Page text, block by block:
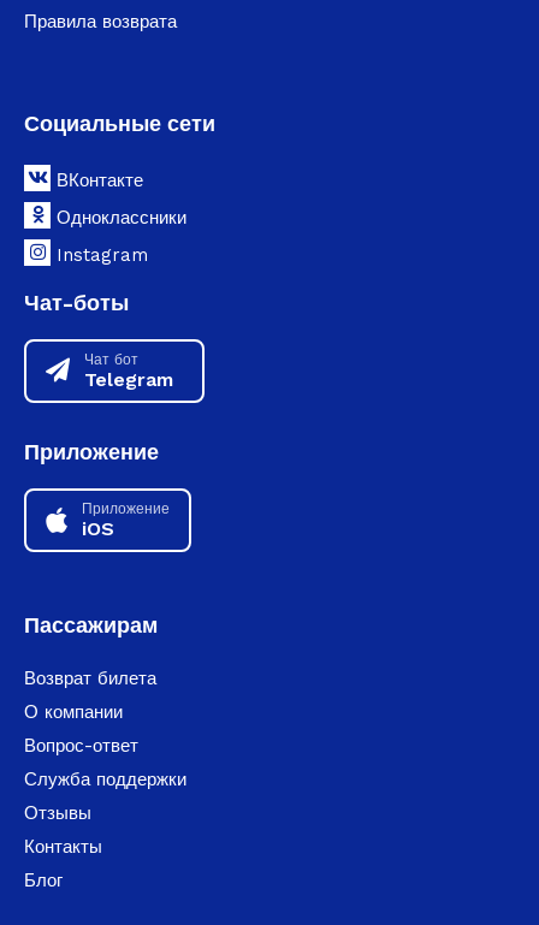
Правила возврата
Социальные сети
ВКонтакте
Одноклассники
Instagram
Чат-боты
Чат бот
Telegram
Приложение
Приложение
iOS
Пассажирам
Возврат билета
О компании
Вопрос-ответ
Служба поддержки
Отзывы
Контакты
Блог